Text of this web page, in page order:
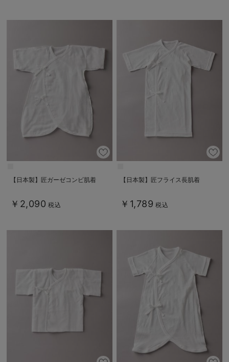
【日本製】匠ガーゼコンビ肌着
￥2,090 税込
【日本製】匠フライス長肌着
￥1,789 税込